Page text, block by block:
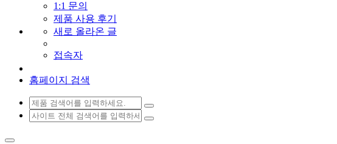
1:1 문의
제품 사용 후기
새로 올라온 글
접속자
홈페이지 검색